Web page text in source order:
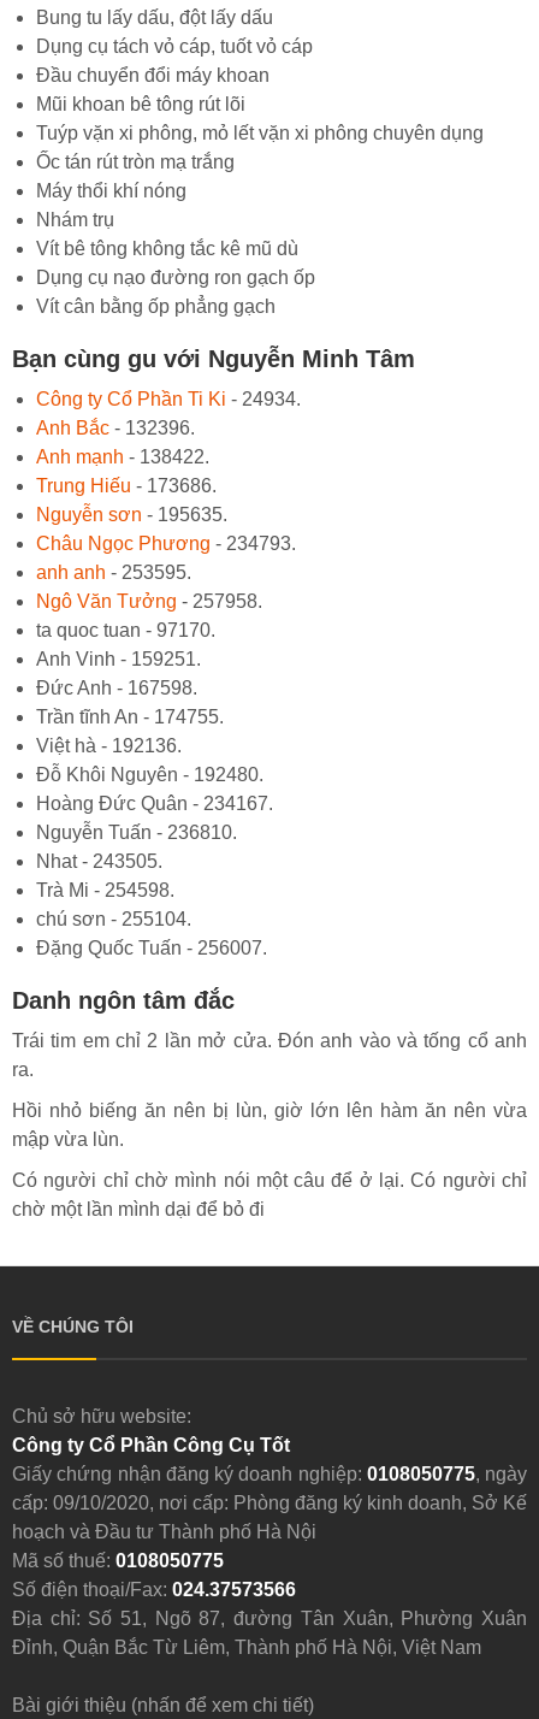
Bung tu lấy dấu, đột lấy dấu
Dụng cụ tách vỏ cáp, tuốt vỏ cáp
Đầu chuyển đổi máy khoan
Mũi khoan bê tông rút lõi
Tuýp vặn xi phông, mỏ lết vặn xi phông chuyên dụng
Ốc tán rút tròn mạ trắng
Máy thổi khí nóng
Nhám trụ
Vít bê tông không tắc kê mũ dù
Dụng cụ nạo đường ron gạch ốp
Vít cân bằng ốp phẳng gạch
Bạn cùng gu với Nguyễn Minh Tâm
Công ty Cổ Phần Ti Ki - 24934.
Anh Bắc - 132396.
Anh mạnh - 138422.
Trung Hiếu - 173686.
Nguyễn sơn - 195635.
Châu Ngọc Phương - 234793.
anh anh - 253595.
Ngô Văn Tưởng - 257958.
ta quoc tuan - 97170.
Anh Vinh - 159251.
Đức Anh - 167598.
Trần tĩnh An - 174755.
Việt hà - 192136.
Đỗ Khôi Nguyên - 192480.
Hoàng Đức Quân - 234167.
Nguyễn Tuấn - 236810.
Nhat - 243505.
Trà Mi - 254598.
chú sơn - 255104.
Đặng Quốc Tuấn - 256007.
Danh ngôn tâm đắc
Trái tim em chỉ 2 lần mở cửa. Đón anh vào và tống cổ anh
ra.
Hồi nhỏ biếng ăn nên bị lùn, giờ lớn lên hàm ăn nên vừa
mập vừa lùn.
Có người chỉ chờ mình nói một câu để ở lại. Có người chỉ
chờ một lần mình dại để bỏ đi
VỀ CHÚNG TÔI
Chủ sở hữu website:
Công ty Cổ Phần Công Cụ Tốt
Giấy chứng nhận đăng ký doanh nghiệp: 0108050775, ngày
cấp: 09/10/2020, nơi cấp: Phòng đăng ký kinh doanh, Sở Kế
hoạch và Đầu tư Thành phố Hà Nội
Mã số thuế: 0108050775
Số điện thoại/Fax: 024.37573566
Địa chỉ: Số 51, Ngõ 87, đường Tân Xuân, Phường Xuân
Đỉnh, Quận Bắc Từ Liêm, Thành phố Hà Nội, Việt Nam
Bài giới thiệu (nhấn để xem chi tiết)